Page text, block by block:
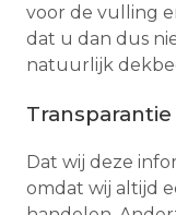
voor de vulling
dat u dan dus
natuurlijk
Transparantie
Dat wij deze
omdat wij altijd